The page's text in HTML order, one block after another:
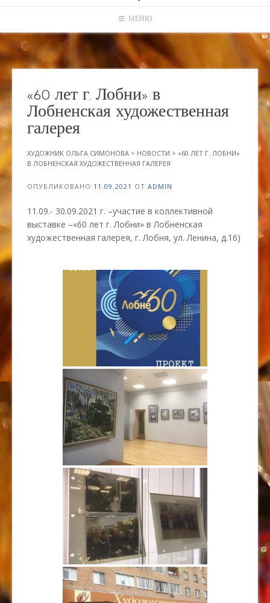
МЕНЮ
«60 лет г. Лобни» в
Лобненская художественная
галерея
ХУДОЖНИК ОЛЬГА СИМОНОВА > НОВОСТИ > «60 ЛЕТ Г. ЛОБНИ»
В ЛОБНЕНСКАЯ ХУДОЖЕСТВЕННАЯ ГАЛЕРЕЯ
ОПУБЛИКОВАНО 11.09.2021 ОТ ADMIN
11.09.- 30.09.2021 г. –участие в коллективной
выставке –«60 лет г. Лобни» в Лобненская
художественная галерея, г. Лобня, ул. Ленина, д.16)